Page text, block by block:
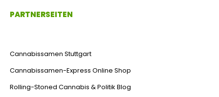
PARTNERSEITEN
Cannabissamen Stuttgart
Cannabissamen-Express Online Shop
Rolling-Stoned Cannabis & Politik Blog